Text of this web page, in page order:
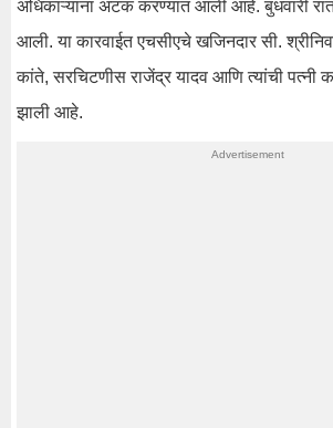
अधिकाऱ्यांना अटक करण्यात आली आहे. बुधवारी
आली. या कारवाईत एचसीएचे खजिनदार सी.
कांते, सरचिटणीस राजेंद्र यादव आणि त्यांची पत्नी
झाली आहे.